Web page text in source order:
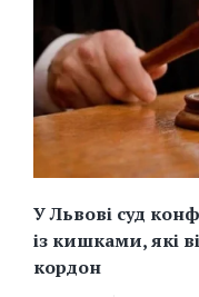
У Львові суд
із кишками, які
кордон